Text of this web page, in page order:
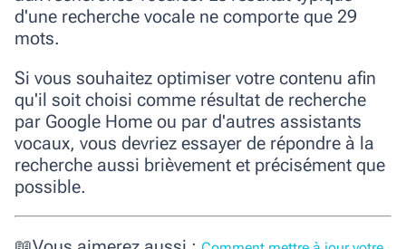
d'une recherche vocale ne comporte que 29
mots.
Si vous souhaitez optimiser votre contenu afin
qu'il soit choisi comme résultat de recherche
par Google Home ou par d'autres assistants
vocaux, vous devriez essayer de répondre à la
recherche aussi brièvement et précisément que
possible.